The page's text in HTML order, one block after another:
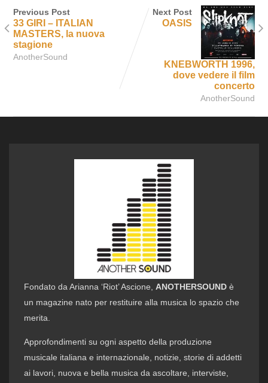
Previous Post
33 GIRI – ITALIAN
MASTERS, la nuova
stagione
AnotherSound
Next Post
OASIS
KNEBWORTH 1996,
dove vedere il film
concerto
AnotherSound
Fondato da Arianna ‘Riot’ Ascione, ANOTHERSOUND è
un magazine nato per restituire alla musica lo spazio che
merita.
Approfondimenti su ogni aspetto della produzione
musicale italiana e internazionale, notizie, storie di addetti
ai lavori, nuova e bella musica da ascoltare, interviste,